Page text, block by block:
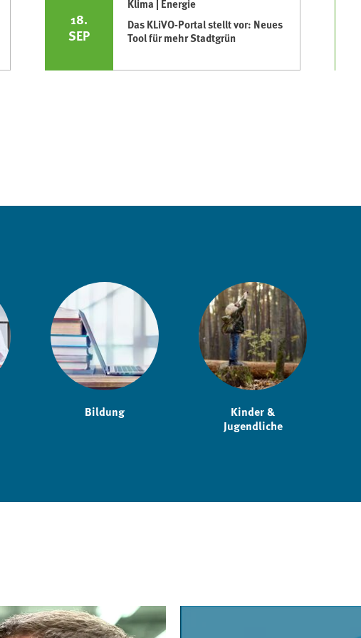
18.
SEP
Klima | Energie
Das KLiVO-Portal stellt vor: Neues
Tool für mehr Stadtgrün
Bildung
Kinder &
Jugendliche